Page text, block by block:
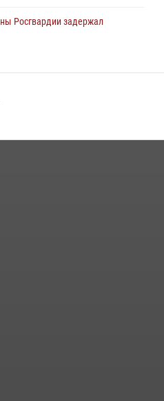
Росгвардии задержал
вещество через
в грабеже
охраны Росгвардии